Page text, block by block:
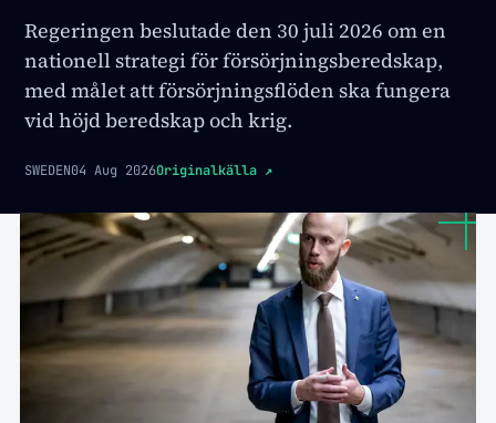
Regeringen beslutade den 30 juli 2026 om en
nationell strategi för försörjningsberedskap,
med målet att försörjningsflöden ska fungera
vid höjd beredskap och krig.
SWEDEN04 Aug 2026Originalkälla ↗